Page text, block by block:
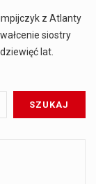
z Atlanty
siostry
lat.